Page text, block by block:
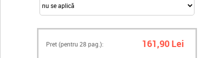
Pret (pentru 28 pag.): 161,90 Lei